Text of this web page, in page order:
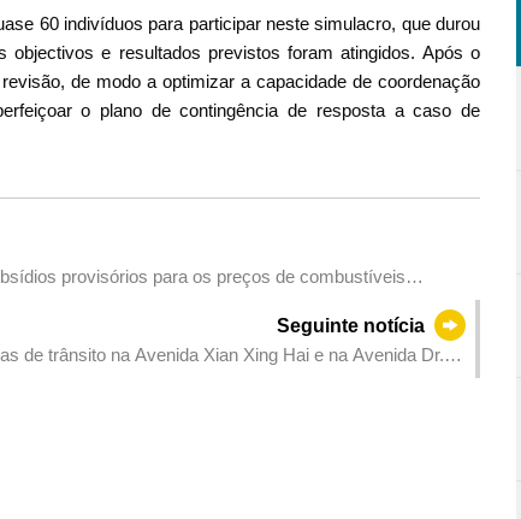
60 indivíduos para participar neste simulacro, que durou
e resultados previstos foram atingidos. Após o
de modo a optimizar a capacidade de coordenação
o plano de contingência de resposta a caso de
provisórios para os preços de combustíveis
Seguinte notícia
de trânsito na Avenida Xian Xing Hai e na Avenida Dr.